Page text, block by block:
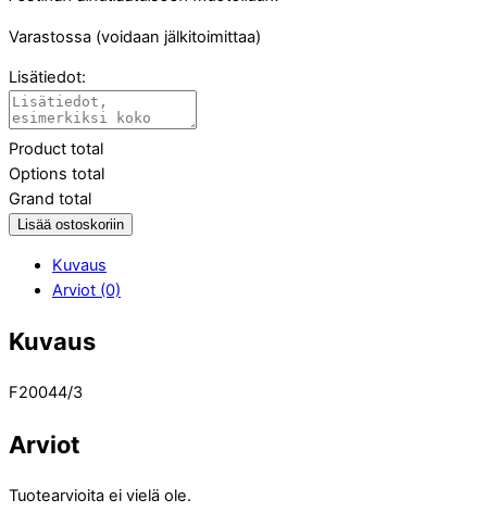
Varastossa (voidaan jälkitoimittaa)
Lisätiedot:
Product total
Options total
Grand total
Lisää ostoskoriin
Kuvaus
Arviot (0)
Kuvaus
F20044/3
Arviot
Tuotearvioita ei vielä ole.